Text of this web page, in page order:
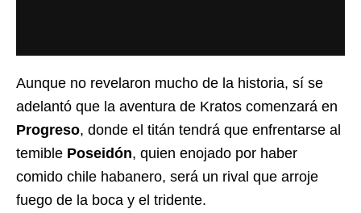
Aunque no revelaron mucho de la historia, sí se
adelantó que la aventura de Kratos comenzará en
Progreso, donde el titán tendrá que enfrentarse al
temible Poseidón, quien enojado por haber
comido chile habanero, será un rival que arroje
fuego de la boca y el tridente.